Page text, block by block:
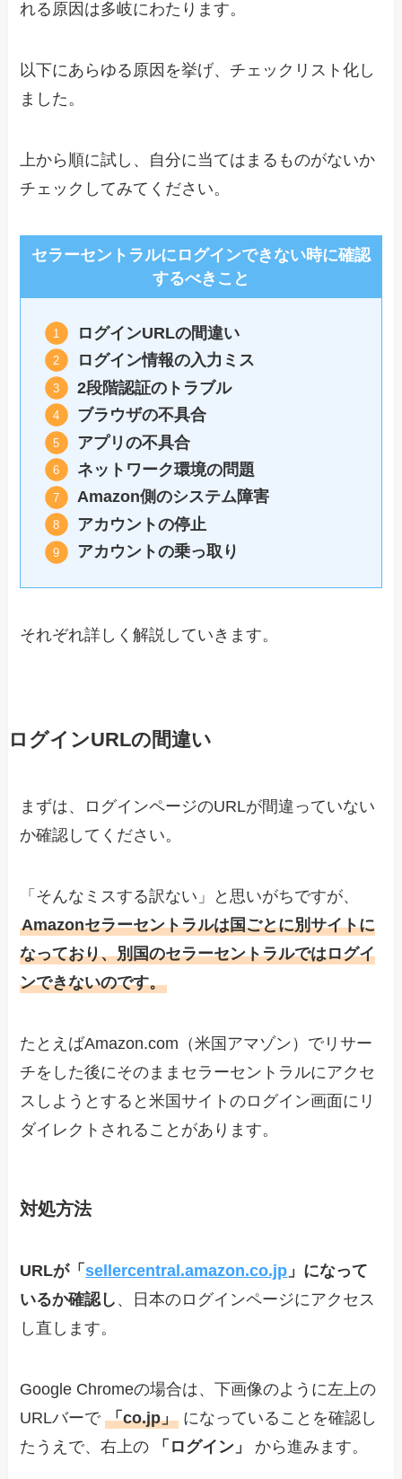
れる原因は多岐にわたります。
以下にあらゆる原因を挙げ、チェックリスト化し
ました。
上から順に試し、自分に当てはまるものがないか
チェックしてみてください。
セラーセントラルにログインできない時に確認
するべきこと
ログインURLの間違い
ログイン情報の入力ミス
2段階認証のトラブル
ブラウザの不具合
アプリの不具合
ネットワーク環境の問題
Amazon側のシステム障害
アカウントの停止
アカウントの乗っ取り
それぞれ詳しく解説していきます。
ログインURLの間違い
まずは、ログインページのURLが間違っていない
か確認してください。
「そんなミスする訳ない」と思いがちですが、
Amazonセラーセントラルは国ごとに別サイトに
なっており、別国のセラーセントラルではログイ
ンできないのです。
たとえばAmazon.com（米国アマゾン）でリサー
チをした後にそのままセラーセントラルにアクセ
スしようとすると米国サイトのログイン画面にリ
ダイレクトされることがあります。
対処方法
URLが「sellercentral.amazon.co.jp 」になって
いるか確認し 、日本のログインページにアクセス
し直します。
Google Chromeの場合は、下画像のように左上の
URLバーで「co.jp」 になっていることを確認し
たうえで、右上の
「ログイン」 から進みます。